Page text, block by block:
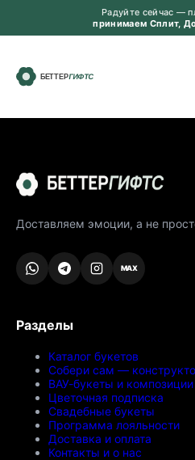
Радуйте сейчас —
принимаем Сплит,
Доставляем эмоции, а не
MAX
Разделы
Каталог букетов
Собери сам —
ВАУ-букеты и композиции
Цветочная подписка
Свадебные букеты
Программа лояльности
Доставка и оплата
Контакты и о нас